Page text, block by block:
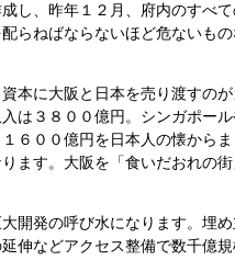
し、昨年１２月、府内のすべ
らねばならないほど危ないも
本に大阪と日本を売り渡すの
は３８００億円。シンガポー
６００億円を日本人の懐から
ます。大阪を「食いだおれの
開発の呼び水になります。埋
伸などアクセス整備で数千億